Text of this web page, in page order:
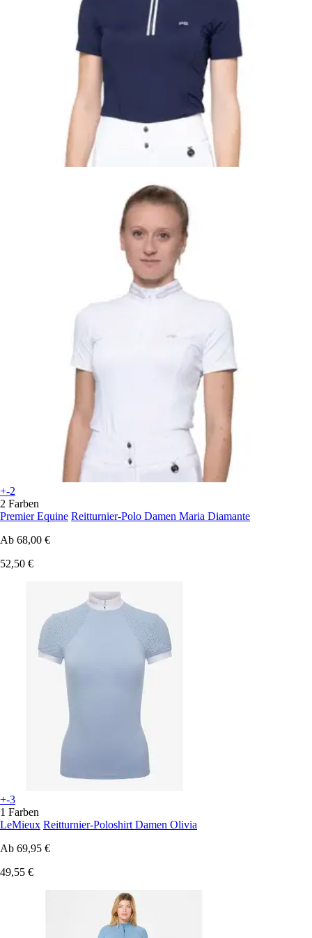
+-2
2 Farben
Premier Equine Reitturnier-Polo Damen Maria Diamante
Ab 68,00 €
52,50 €
+-3
1 Farben
LeMieux Reitturnier-Poloshirt Damen Olivia
Ab 69,95 €
49,55 €